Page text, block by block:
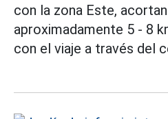
con la zona Este,
aproximadamente 5 - 8
con el viaje a través del